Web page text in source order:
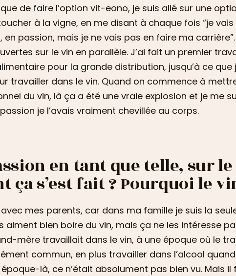
de faire l’option vit-eono, je suis allé sur une
à la vigne, en me disant à chaque fois “je
en passion, mais je ne vais pas en faire ma
sur le vin en parallèle. J’ai fait un premier
pour la grande distribution, jusqu’à ce que
travailler dans le vin. Quand on commence à
du vin, là ça a été une vraie explosion et je me
je l’avais vraiment chevillée au corps.
en tant que telle, sur
ça s’est fait ? Pourquoi le
avec mes parents, car dans ma famille je suis la
aiment bien boire du vin, mais ça ne les intéresse
mère travaillait dans le vin, à une époque où le
commun, en plus travailler dans l’alcool
là, ce n’était absolument pas bien vu. Mais